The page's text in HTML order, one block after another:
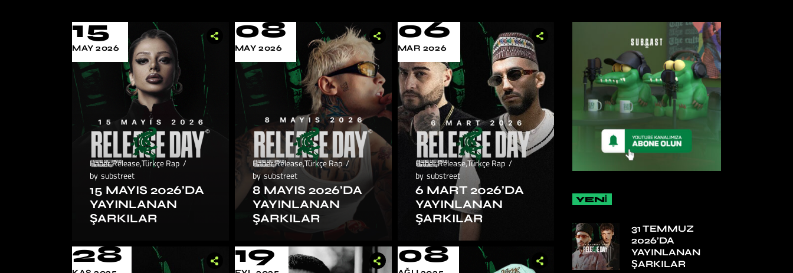
15
MAY 2026
Haber,Release,Türkçe Rap
by substreet
15 MAYIS 2026’DA
YAYINLANAN
ŞARKILAR
08
MAY 2026
Haber,Release,Türkçe Rap
by substreet
8 MAYIS 2026’DA
YAYINLANAN
ŞARKILAR
06
MAR 2026
Haber,Release,Türkçe Rap
by substreet
6 MART 2026’DA
YAYINLANAN
ŞARKILAR
28 19 08
YENİ
31 TEMMUZ
2026’DA
YAYINLANAN
ŞARKILAR